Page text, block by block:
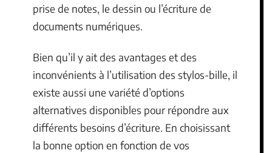
prise de notes, le dessin ou l’écriture de
documents numériques.
Bien qu’il y ait des avantages et des
inconvénients à l’utilisation des stylos-bille, il
existe aussi une variété d’options
alternatives disponibles pour répondre aux
différents besoins d’écriture. En choisissant
la bonne option en fonction de vos